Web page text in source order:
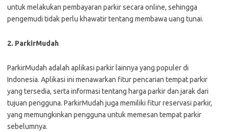
untuk melakukan pembayaran parkir secara online, sehingga
pengemudi tidak perlu khawatir tentang membawa uang tunai.
2. ParkirMudah
ParkirMudah adalah aplikasi parkir lainnya yang populer di
Indonesia. Aplikasi ini menawarkan fitur pencarian tempat parkir
yang tersedia, serta informasi tentang harga parkir dan jarak dari
tujuan pengguna. ParkirMudah juga memiliki fitur reservasi parkir,
yang memungkinkan pengguna untuk memesan tempat parkir
sebelumnya.